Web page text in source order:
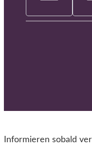
Informieren sobald